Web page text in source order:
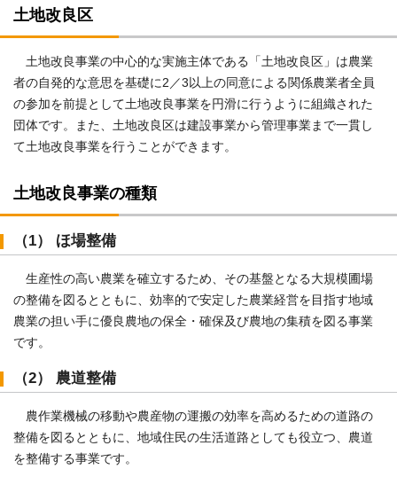
土地改良区
土地改良事業の中心的な実施主体である「土地改良区」は農業
者の自発的な意思を基礎に2／3以上の同意による関係農業者全員
の参加を前提として土地改良事業を円滑に行うように組織された
団体です。また、土地改良区は建設事業から管理事業まで一貫し
て土地改良事業を行うことができます。
土地改良事業の種類
（1） ほ場整備
生産性の高い農業を確立するため、その基盤となる大規模圃場
の整備を図るとともに、効率的で安定した農業経営を目指す地域
農業の担い手に優良農地の保全・確保及び農地の集積を図る事業
です。
（2） 農道整備
農作業機械の移動や農産物の運搬の効率を高めるための道路の
整備を図るとともに、地域住民の生活道路としても役立つ、農道
を整備する事業です。